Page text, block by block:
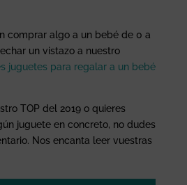
comprar algo a un bebé de 0 a
un vistazo a nuestro
juguetes para regalar a un bebé
TOP del 2019 o quieres
juguete en concreto, no dudes
Nos encanta leer vuestras